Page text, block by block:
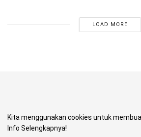
LOAD MORE
Kita menggunakan cookies untuk
Info Selengkapnya!